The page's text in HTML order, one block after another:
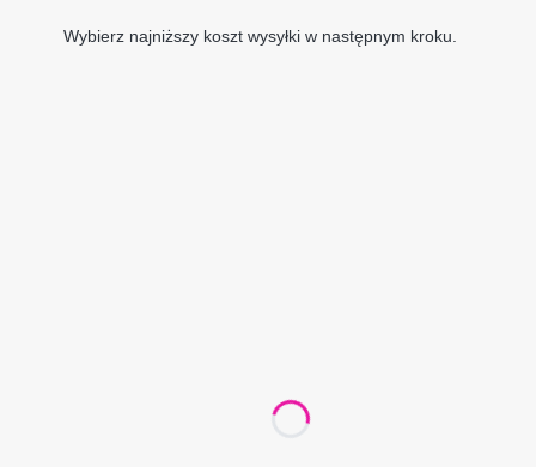
Wybierz najniższy koszt wysyłki w następnym kroku.